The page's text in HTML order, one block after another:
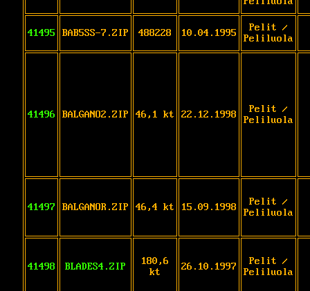
41495 BAB5SS-7.ZIP 488228 10.04.1995
Pelit /
Peliluola
41496 BALGANO2.ZIP 46,1 kt 22.12.1998
Pelit /
Peliluola
41497 BALGANOR.ZIP 46,4 kt 15.09.1998
Pelit /
Peliluola
41498 BLADES4.ZIP
180,6
kt
26.10.1997
Pelit /
Peliluola